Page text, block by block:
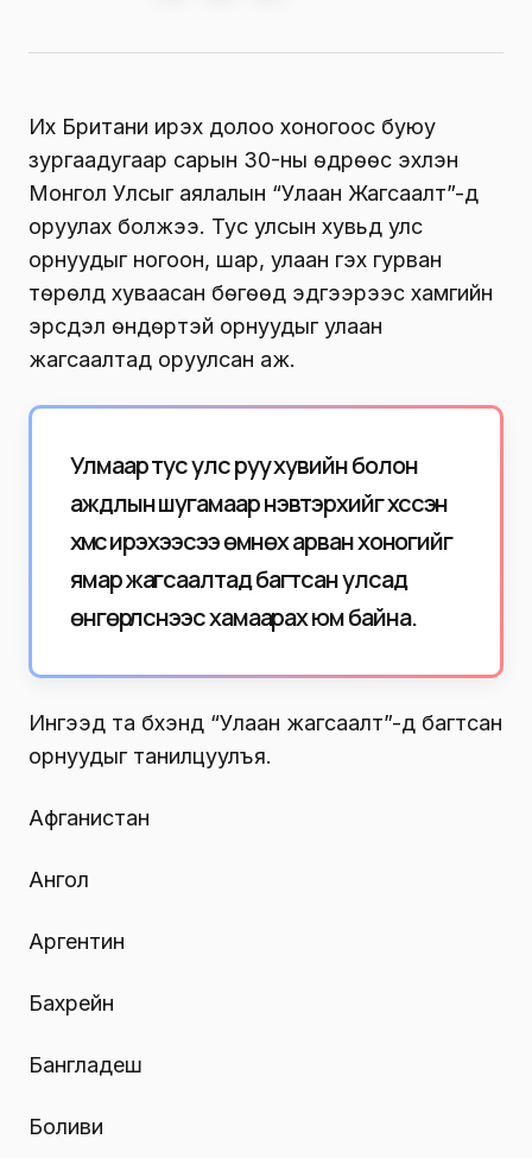
Их Британи ирэх долоо хоногоос буюу
зургаадугаар сарын 30-ны өдрөөс эхлэн
Монгол Улсыг аялалын “Улаан Жагсаалт”-д
оруулах болжээ. Тус улсын хувьд улс
орнуудыг ногоон, шар, улаан гэх гурван
төрөлд хуваасан бөгөөд эдгээрээс хамгийн
эрсдэл өндөртэй орнуудыг улаан
жагсаалтад оруулсан аж.
Улмаар тус улс руу хувийн болон
аждлын шугамаар нэвтэрхийг хүссэн
хүмүүс ирэхээсээ өмнөх арван хоногийг
ямар жагсаалтад багтсан улсад
өнгөрүүлснээс хамаарах юм байна.
Ингээд та бүхэнд “Улаан жагсаалт”-д багтсан
орнуудыг танилцуулъя.
Афганистан
Ангол
Аргентин
Бахрейн
Бангладеш
Боливи